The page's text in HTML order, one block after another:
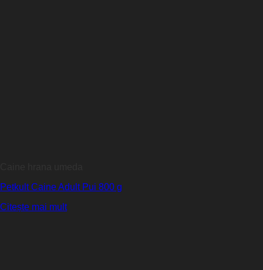
Petkult Caine Adult Pui 800 g
Citește mai mult